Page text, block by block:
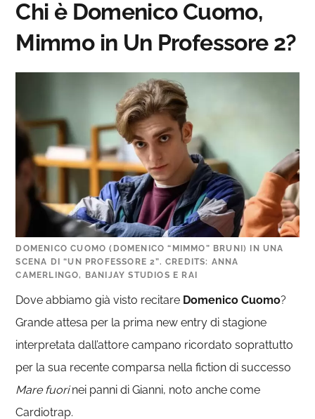
Chi è Domenico Cuomo,
Mimmo in Un Professore 2?
DOMENICO CUOMO (DOMENICO “MIMMO” BRUNI) IN UNA
SCENA DI “UN PROFESSORE 2”. CREDITS: ANNA
CAMERLINGO, BANIJAY STUDIOS E RAI
Dove abbiamo già visto recitare Domenico Cuomo?
Grande attesa per la prima new entry di stagione
interpretata dall’attore campano ricordato soprattutto
per la sua recente comparsa nella fiction di successo
Mare fuorinei panni di Gianni, noto anche come
Cardiotrap.